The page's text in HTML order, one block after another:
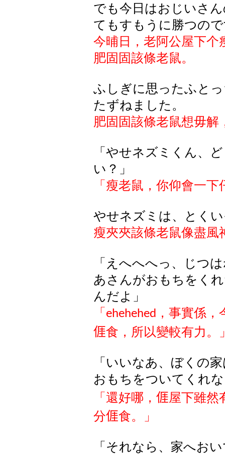
でも今日はおじいさ
てもすもうに勝つの
今晡日， 老阿公屋下个
肥固固該條老鼠。
ふしぎに思ったふと
たずねました。
肥固固該條老鼠想毋解
「やせネズミくん、
い？」
「瘦老鼠，你仰會一下
やせネズミは、とく
瘦夾夾該條老鼠像盡風
「えへへへっ、じつ
あさんがおもちをく
んだよ」
「 ehehehed ，事實係，
𠊎食，所以變較有力。
「いいなあ、ぼくの
おもちをついてくれ
「還好哪， 𠊎屋下雖然
分𠊎食。」
「それなら、家へお